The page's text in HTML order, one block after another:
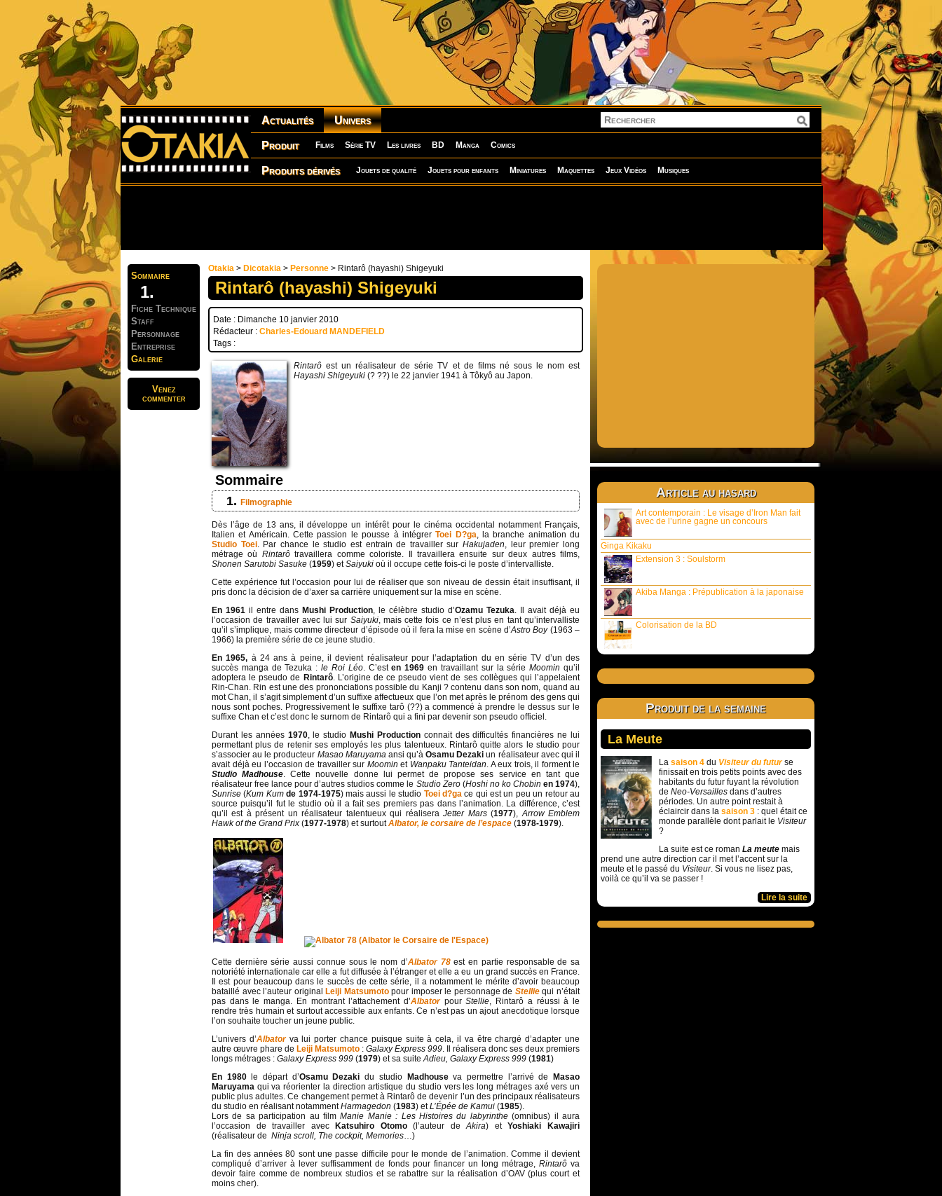
Actualités Univers
Produit Films Série TV Les livres BD Manga Comics
Produits dérivés Jouets de qualité Jouets pour enfants Miniatures Maquettes Jeux Vidéos Musiques
Sommaire
Fiche Technique
Staff
Personnage
Entreprise
Galerie
Venez
commenter
Otakia > Dicotakia > Personne > Rintarô (hayashi) Shigeyuki
Rintarô (hayashi) Shigeyuki
Date : Dimanche 10 janvier 2010
Rédacteur : Charles-Edouard MANDEFIELD
Tags :
Rintarô est un réalisateur de série TV et de films né sous le nom est
Hayashi Shigeyuki (? ??) le 22 janvier 1941 à Tôkyô au Japon.
Sommaire
Filmographie
Dès l’âge de 13 ans, il développe un intérêt pour le cinéma occidental notamment Français,
Italien et Américain. Cette passion le pousse à intégrerToei D?ga, la branche animation du
Studio Toei. Par chance le studio est entrain de travailler surHakujaden, leur premier long
métrage où Rintarôtravaillera comme coloriste. Il travaillera ensuite sur deux autres films,
Shonen Sarutobi Sasuke (1959) etSaiyuki où il occupe cette fois-ci le poste d’intervalliste.
Cette expérience fut l’occasion pour lui de réaliser que son niveau de dessin était insuffisant, il
pris donc la décision de d’axer sa carrière uniquement sur la mise en scène.
En 1961 il entre dans Mushi Production, le célèbre studio d’Ozamu Tezuka. Il avait déjà eu
l’occasion de travailler avec lui sur Saiyuki, mais cette fois ce n’est plus en tant qu’intervalliste
qu’il s’implique, mais comme directeur d’épisode où il fera la mise en scène d’Astro Boy (1963 –
1966) la première série de ce jeune studio.
En 1965, à 24 ans à peine, il devient réalisateur pour l’adaptation du en série TV d’un des
succès manga de Tezuka :le Roi Léo. C’esten 1969 en travaillant sur la sérieMoomin qu’il
adoptera le pseudo de Rintarô. L’origine de ce pseudo vient de ses collègues qui l’appelaient
Rin-Chan. Rin est une des prononciations possible du Kanji ? contenu dans son nom, quand au
mot Chan, il s’agit simplement d’un suffixe affectueux que l’on met après le prénom des gens qui
nous sont poches. Progressivement le suffixe tarô (??) a commencé à prendre le dessus sur le
suffixe Chan et c’est donc le surnom de Rintarô qui a fini par devenir son pseudo officiel.
Durant les années 1970, le studio Mushi Productionconnait des difficultés financières ne lui
permettant plus de retenir ses employés les plus talentueux. Rintarô quitte alors le studio pour
s’associer au le producteur Masao Maruyamaansi qu’àOsamu Dezaki un réalisateur avec qui il
avait déjà eu l’occasion de travailler sur Moomin et Wanpaku Tanteidan. A eux trois, il forment le
Studio Madhouse. Cette nouvelle donne lui permet de propose ses service en tant que
réalisateur free lance pour d’autres studios comme le Studio Zero(Hoshi no ko Chobin en 1974),
Sunrise (Kum Kum de 1974-1975) mais aussi le studio Toei d?gace qui est un peu un retour au
source puisqu’il fut le studio où il a fait ses premiers pas dans l’animation. La différence, c’est
qu’il est à présent un réalisateur talentueux qui réaliseraJetter Mars(1977),Arrow Emblem
Hawk of the Grand Prix (1977-1978) et surtoutAlbator, le corsaire de l’espace (1978-1979).
Cette dernière série aussi connue sous le nom d’Albator 78est en partie responsable de sa
notoriété internationale car elle a fut diffusée à l’étranger et elle a eu un grand succès en France.
Il est pour beaucoup dans le succès de cette série, il a notamment le mérite d’avoir beaucoup
bataillé avec l’auteur original Leiji Matsumotopour imposer le personnage de Stelliequi n’était
pas dans le manga. En montrant l’attachement d’AlbatorpourStellie, Rintarô a réussi à le
rendre très humain et surtout accessible aux enfants. Ce n’est pas un ajout anecdotique lorsque
l’on souhaite toucher un jeune public.
L’univers d’Albatorva lui porter chance puisque suite à cela, il va être chargé d’adapter une
autre œuvre phare de Leiji Matsumoto : Galaxy Express 999. Il réalisera donc ses deux premiers
longs métrages : Galaxy Express 999 (1979) et sa suiteAdieu, Galaxy Express 999 (1981)
En 1980le départ d’Osamu Dezaki du studio Madhouseva permettre l’arrivé de
Masao
Maruyama qui va réorienter la direction artistique du studio vers les long métrages axé vers un
public plus adultes. Ce changement permet à Rintarô de devenir l’un des principaux réalisateurs
du studio en réalisant notammentHarmagedon (1983) etL’Épée de Kamui (1985).
Lors de sa participation au filmManie Manie : Les Histoires du labyrinthe(omnibus) il aura
l’occasion de travailler avec
Katsuhiro Otomo(l’auteur deAkira) etYoshiaki Kawajiri
(réalisateur de Ninja scroll, The cockpit, Memories…)
La fin des années 80 sont une passe difficile pour le monde de l’animation. Comme il devient
compliqué d’arriver à lever suffisamment de fonds pour financer un long métrage, Rintarô va
devoir faire comme de nombreux studios et se rabattre sur la réalisation d’OAV (plus court et
moins cher).
Article au hasard
Art contemporain : Le visage d’Iron Man fait
avec de l’urine gagne un concours
Ginga Kikaku
Extension 3 : Soulstorm
Akiba Manga : Prépublication à la japonaise
Colorisation de la BD
Produit de la semaine
La Meute
La saison 4 du Visiteur du futurse
finissait en trois petits points avec des
habitants du futur fuyant la révolution
de Neo-Versailles dans d’autres
périodes. Un autre point restait à
éclaircir dans la saison 3 : quel était ce
monde parallèle dont parlait le Visiteur
?
La suite est ce roman La meute mais
prend une autre direction car il met l’accent sur la
meute et le passé du Visiteur. Si vous ne lisez pas,
voilà ce qu’il va se passer !
Lire la suite